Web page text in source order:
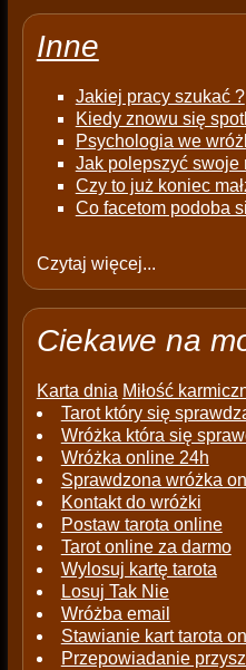
Inne
Jakiej pracy szukać ?
Kiedy znowu się
Psychologia we
Jak polepszyć swoje
Czy to już koniec
Co facetom podoba
Czytaj więcej...
Ciekawe na
Karta dnia Miłość
Tarot który się
Wróżka która się
Wróżka online 24h
Sprawdzona wróżka
Kontakt do wróżki
Postaw tarota online
Tarot online za darmo
Wylosuj kartę tarota
Losuj Tak Nie
Wróżba email
Stawianie kart tarota
Przepowiadanie